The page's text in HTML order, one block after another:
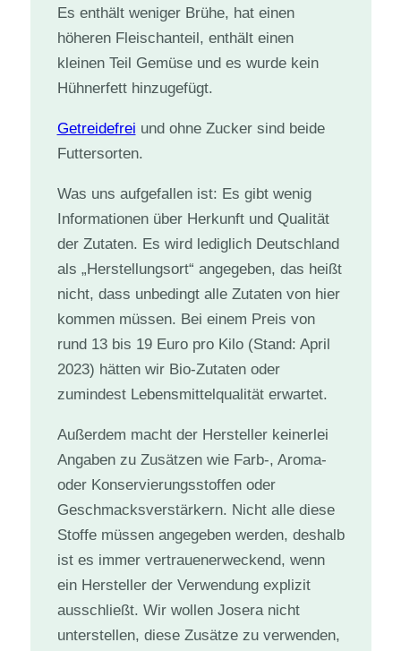
Es enthält weniger Brühe, hat einen
höheren Fleischanteil, enthält einen
kleinen Teil Gemüse und es wurde kein
Hühnerfett hinzugefügt.
Getreidefrei und ohne Zucker sind beide
Futtersorten.
Was uns aufgefallen ist: Es gibt wenig
Informationen über Herkunft und Qualität
der Zutaten. Es wird lediglich Deutschland
als „Herstellungsort“ angegeben, das heißt
nicht, dass unbedingt alle Zutaten von hier
kommen müssen. Bei einem Preis von
rund 13 bis 19 Euro pro Kilo (Stand: April
2023) hätten wir Bio-Zutaten oder
zumindest Lebensmittelqualität erwartet.
Außerdem macht der Hersteller keinerlei
Angaben zu Zusätzen wie Farb-, Aroma-
oder Konservierungsstoffen oder
Geschmacksverstärkern. Nicht alle diese
Stoffe müssen angegeben werden, deshalb
ist es immer vertrauenerweckend, wenn
ein Hersteller der Verwendung explizit
ausschließt. Wir wollen Josera nicht
unterstellen, diese Zusätze zu verwenden,